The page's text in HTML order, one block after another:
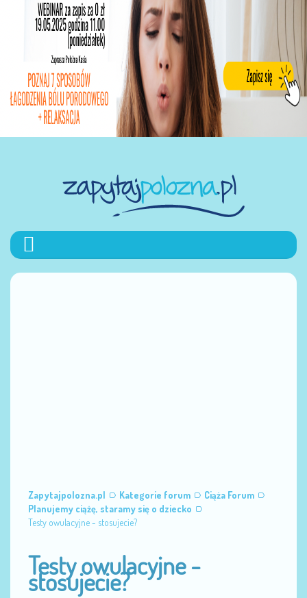
Zapytajpolozna.pl Kategorie forum
Ciąża Forum
Planujemy ciążę, staramy się o dziecko
Testy owulacyjne - stosujecie?
Testy owulacyjne -
stosujecie?